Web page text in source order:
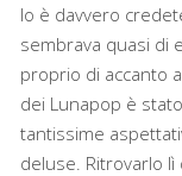
lo è davvero
sembrava quasi di
proprio di accanto
dei Lunapop è
tantissime
deluse. Ritrovarlo